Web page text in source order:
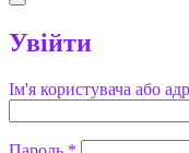
Увійти
Ім'я користувача або